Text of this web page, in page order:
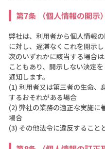
第7条 （個人情報の開示）
弊社は、利用者から個人情報
に対し、遅滞なくこれを開示
次のいずれかに該当する場合
こともあり、開示しない決定
通知します。
(1) 利用者又は第三者の生命、
するおそれがある場合
(2) 弊社の業務の適正な実施に
場合
(3) その他法令に違反すること